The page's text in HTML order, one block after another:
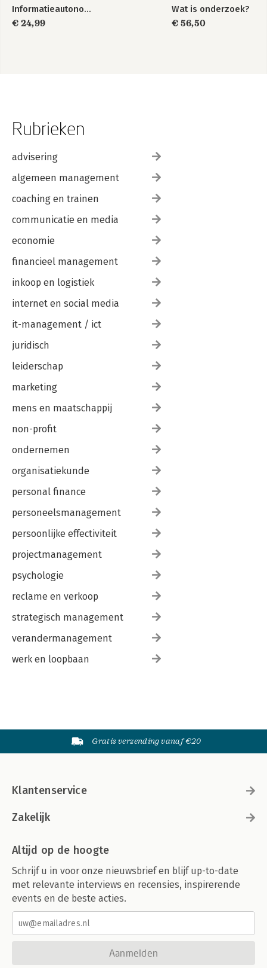
Informatieautonomie
€ 24,99
Wat is onderzoek?
€ 56,50
Rubrieken
advisering
algemeen management
coaching en trainen
communicatie en media
economie
financieel management
inkoop en logistiek
internet en social media
it-management / ict
juridisch
leiderschap
marketing
mens en maatschappij
non-profit
ondernemen
organisatiekunde
personal finance
personeelsmanagement
persoonlijke effectiviteit
projectmanagement
psychologie
reclame en verkoop
strategisch management
verandermanagement
werk en loopbaan
Gratis verzending vanaf €20
Klantenservice
Zakelijk
Altijd op de hoogte
Schrijf u in voor onze nieuwsbrief en blijf up-to-date
met relevante interviews en recensies, inspirerende
events en de beste acties.
Aanmelden